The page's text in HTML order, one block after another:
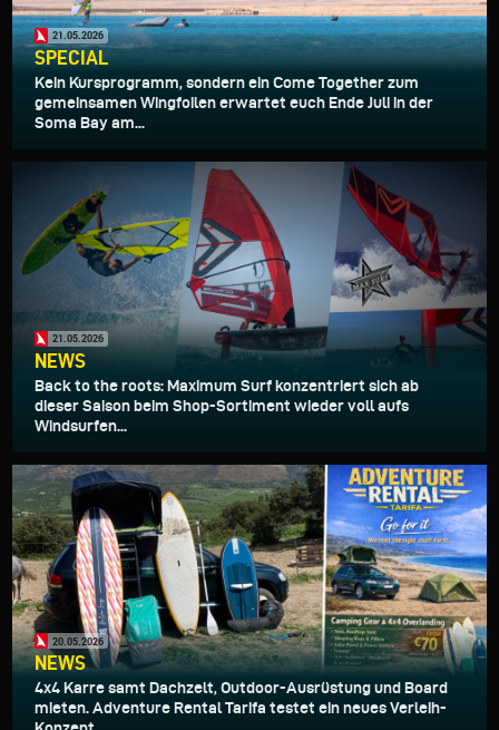
21.05.2026
SPECIAL
Kein Kursprogramm, sondern ein Come Together zum
gemeinsamen Wingfoilen erwartet euch Ende Juli in der
Soma Bay am...
21.05.2026
NEWS
Back to the roots: Maximum Surf konzentriert sich ab
dieser Saison beim Shop-Sortiment wieder voll aufs
Windsurfen...
20.05.2026
NEWS
4x4 Karre samt Dachzelt, Outdoor-Ausrüstung und Board
mieten. Adventure Rental Tarifa testet ein neues Verleih-